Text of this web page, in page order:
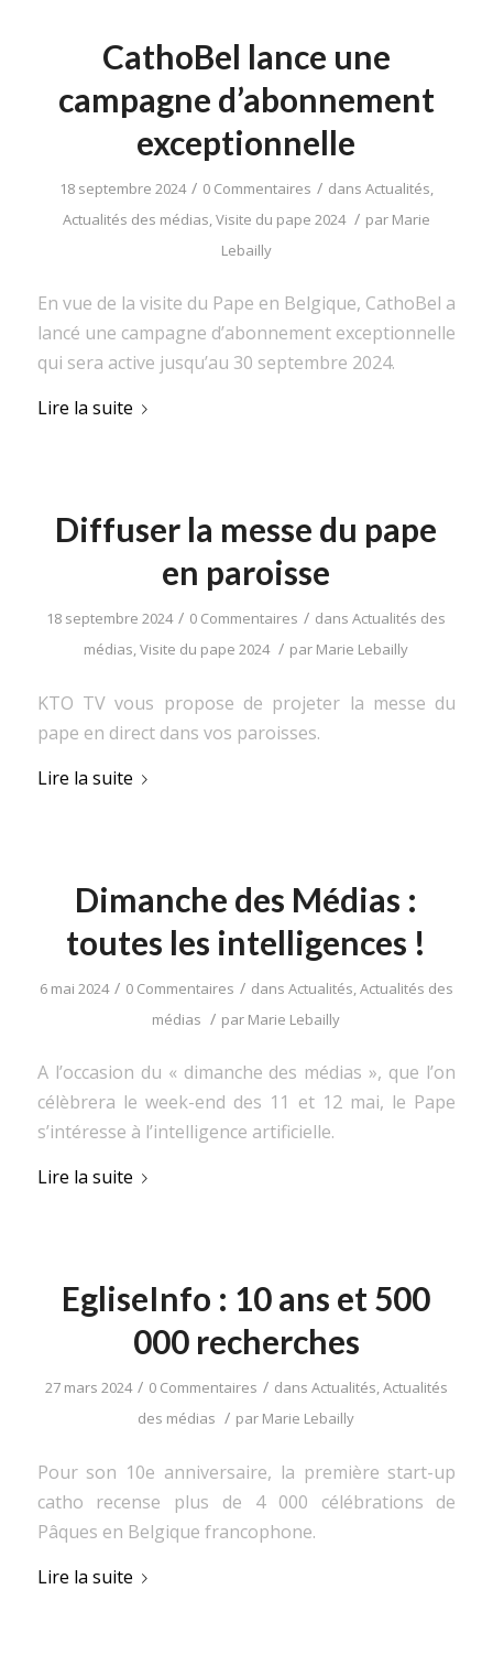
CathoBel lance une
campagne d’abonnement
exceptionnelle
18 septembre 2024 / 0 Commentaires / dans Actualités,
Actualités des médias,Visite du pape 2024 / par Marie
Lebailly
En vue de la visite du Pape en Belgique, CathoBel a
lancé une campagne d’abonnement exceptionnelle
qui sera active jusqu’au 30 septembre 2024.
Lire la suite
Diffuser la messe du pape
en paroisse
18 septembre 2024 / 0 Commentaires / dansActualités des
médias,Visite du pape 2024 / par Marie Lebailly
KTO TV vous propose de projeter la messe du
pape en direct dans vos paroisses.
Lire la suite
Dimanche des Médias :
toutes les intelligences !
6 mai 2024 / 0 Commentaires / dans Actualités,Actualités des
médias / par Marie Lebailly
A l’occasion du « dimanche des médias », que l’on
célèbrera le week-end des 11 et 12 mai, le Pape
s’intéresse à l’intelligence artificielle.
Lire la suite
EgliseInfo : 10 ans et 500
000 recherches
27 mars 2024 / 0 Commentaires / dans Actualités,Actualités
des médias / par Marie Lebailly
Pour son 10e anniversaire, la première start-up
catho recense plus de 4 000 célébrations de
Pâques en Belgique francophone.
Lire la suite